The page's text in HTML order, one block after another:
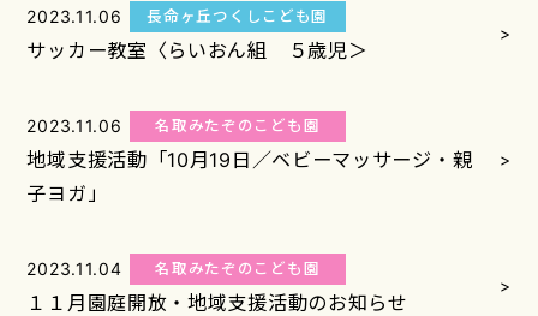
2023.11.06 長命ヶ丘つくしこども園
サッカー教室〈らいおん組 ５歳児＞
>
2023.11.06 名取みたぞのこども園
地域支援活動「10月19日／ベビーマッサージ・親
子ヨガ」
>
2023.11.04 名取みたぞのこども園
１１月園庭開放・地域支援活動のお知らせ
>